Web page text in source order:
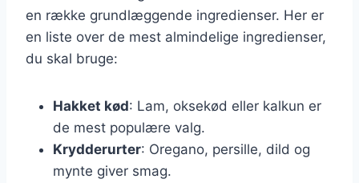
en række grundlæggende ingredienser. Her er
en liste over de mest almindelige ingredienser,
du skal bruge:
Hakket kød: Lam, oksekød eller kalkun er
de mest populære valg.
Krydderurter: Oregano, persille, dild og
mynte giver smag.